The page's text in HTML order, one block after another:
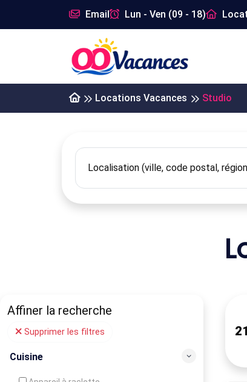
Email Lun - Ven (09 - 18)
Locations Vacances Studio
Affiner la recherche
Supprimer les filtres
Cuisine